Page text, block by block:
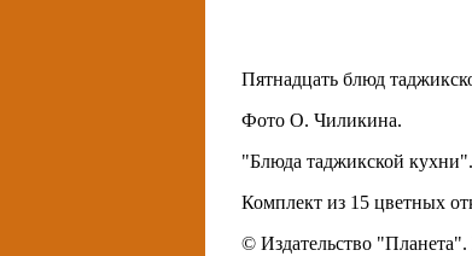
Пятнадцать блюд
Фото О. Чиликина.
"Блюда таджикской кухни".
Комплект из 15 цветных
© Издательство "Планета".